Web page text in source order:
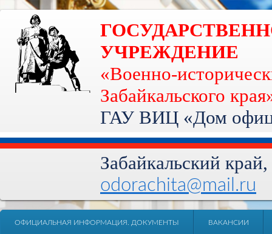
УЧРЕЖДЕНИЕ
«Военно-
Забайкальского
ГАУ ВИЦ «Дом
Забайкальский
odorachita@mail.ru
ОФИЦИАЛЬНАЯ ИНФОРМАЦИЯ. ДОКУМЕНТЫ ВАКАНСИИ